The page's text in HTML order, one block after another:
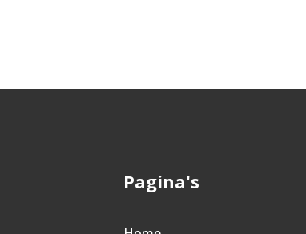
Pagina's